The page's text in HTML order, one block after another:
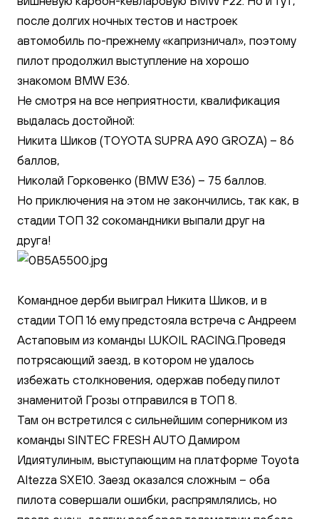
после долгих ночных тестов и настроек
автомобиль по-прежнему «капризничал», поэтому
пилот продолжил выступление на хорошо
знакомом BMW Е36.
Не смотря на все неприятности, квалификация
выдалась достойной:
Никита Шиков (TOYOTA SUPRA A90 GROZA) – 86
баллов,
Николай Горковенко (BMW E36) – 75 баллов.
Но приключения на этом не закончились, так как, в
стадии ТОП 32 сокомандники выпали друг на
друга!
Командное дерби выиграл Никита Шиков, и в
стадии ТОП 16 ему предстояла встреча с Андреем
Астаповым из команды LUKOIL RACING.Проведя
потрясающий заезд, в котором не удалось
избежать столкновения, одержав победу пилот
знаменитой Грозы отправился в ТОП 8.
Там он встретился с сильнейшим соперником из
команды SINTEC FRESH AUTO Дамиром
Идиятулиным, выступающим на платформе Toyota
Altezza SXE10. Заезд оказался сложным – оба
пилота совершали ошибки, распрямлялись, но